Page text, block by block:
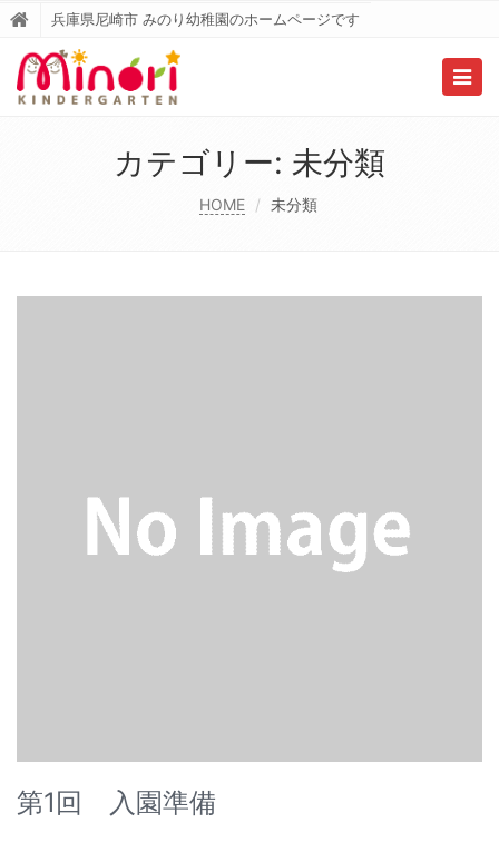
兵庫県尼崎市 みのり幼稚園のホームページです
カテゴリー: 未分類
HOME 未分類
第1回 入園準備